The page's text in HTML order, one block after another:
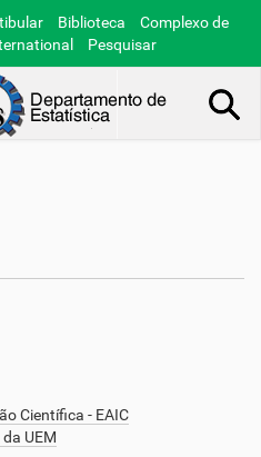
Biblioteca
Complexo de
Pesquisar
Científica - EAIC
UEM